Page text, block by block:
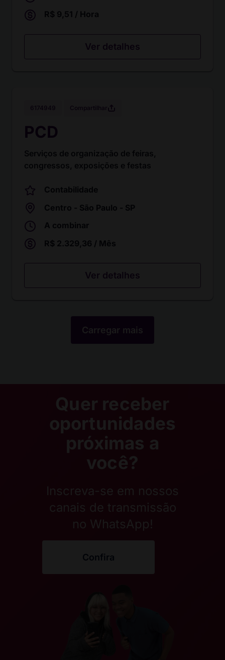
R$ 9,51 / Hora
Ver detalhes
PCD
Serviços de organização de feiras,
congressos, exposições e festas
Contabilidade
Centro - São Paulo - SP
A combinar
R$ 2.329,36 / Mês
Ver detalhes
Carregar mais
Quer receber
oportunidades
próximas a
você?
Inscreva-se em nossos
canais de transmissão
no WhatsApp!
Confira